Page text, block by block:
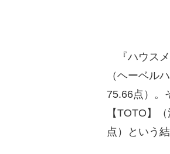
『ハウスメ
（ヘーベル
75.66点）。
【TOTO】
点）という